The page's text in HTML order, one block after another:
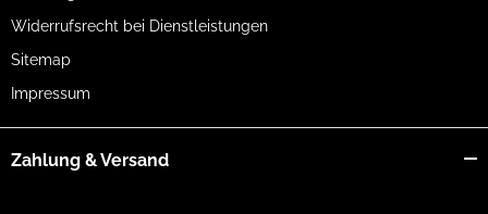
Widerrufsrecht bei Dienstleistungen
Sitemap
Impressum
Zahlung & Versand